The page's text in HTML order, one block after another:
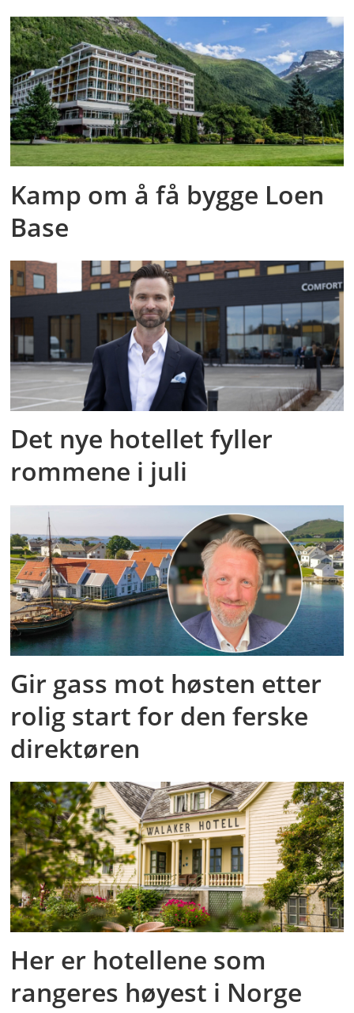
Kamp om å få bygge Loen
Base
Det nye hotellet fyller
rommene i juli
Gir gass mot høsten etter
rolig start for den ferske
direktøren
Her er hotellene som
rangeres høyest i Norge